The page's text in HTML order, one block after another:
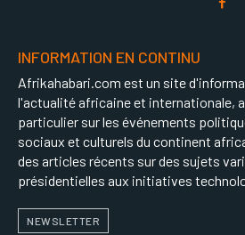
INFORMATION EN CONTINU
Afrikahabari.com est un site
l'actualité africaine et internationale,
particulier sur les événements
sociaux et culturels du continent
des articles récents sur des sujets
présidentielles aux initiatives
NEWSLETTER